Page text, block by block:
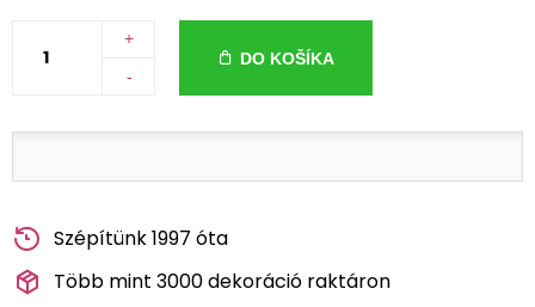
+
-
DO KOŠÍKA
Szépítünk 1997 óta
Több mint 3000 dekoráció raktáron